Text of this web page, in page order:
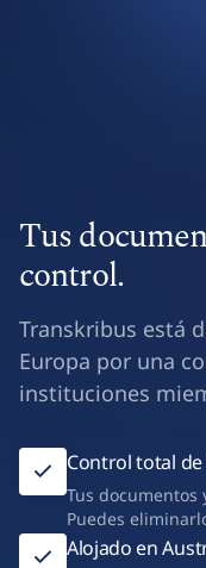
Tus
control.
Transkribus está
Europa por una
instituciones
Control total
Tus
Puedes
Alojado en